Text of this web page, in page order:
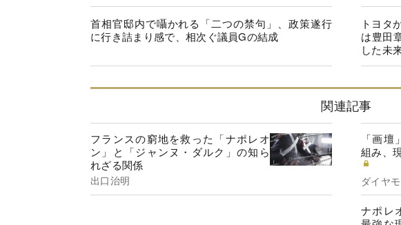
首相官邸内で囁かれる「二つの禁句」、政策遂行
に行き詰まり感で、相次ぐ議員Gの結成
トヨタ
は豊田
した未
関連記事
フランスの窮地を救った「ナポレオ
ン」と「ジャンヌ・ダルク」の知ら
れざる関係
出口治明
「画
組み、
ダイヤ
ナポレ